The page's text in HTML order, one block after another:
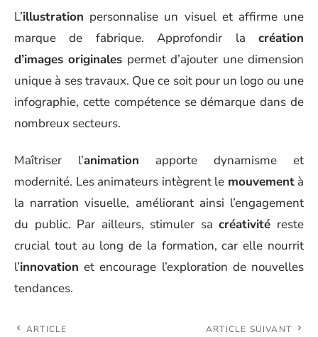
L’illustration personnalise un visuel et affirme une
marque de fabrique. Approfondir la création
d’images originales permet d’ajouter une dimension
unique à ses travaux. Que ce soit pour un logo ou une
infographie, cette compétence se démarque dans de
nombreux secteurs.
Maîtriser l’animation apporte dynamisme et
modernité. Les animateurs intègrent le mouvementà
la narration visuelle, améliorant ainsi l’engagement
du public. Par ailleurs, stimuler sacréativité reste
crucial tout au long de la formation, car elle nourrit
l’innovation et encourage l’exploration de nouvelles
tendances.
ARTICLE
ARTICLE SUIVANT